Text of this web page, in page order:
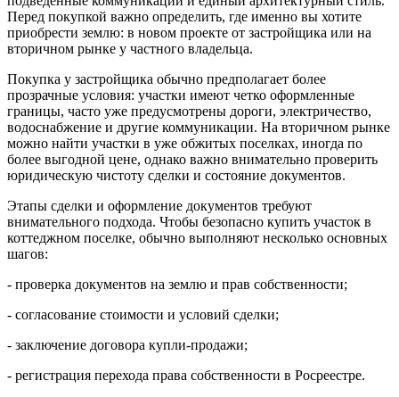
Перед покупкой важно определить, где именно вы хотите
приобрести землю: в новом проекте от застройщика или на
вторичном рынке у частного владельца.
Покупка у застройщика обычно предполагает более
прозрачные условия: участки имеют четко оформленные
границы, часто уже предусмотрены дороги, электричество,
водоснабжение и другие коммуникации. На вторичном рынке
можно найти участки в уже обжитых поселках, иногда по
более выгодной цене, однако важно внимательно проверить
юридическую чистоту сделки и состояние документов.
Этапы сделки и оформление документов требуют
внимательного подхода. Чтобы безопасно купить участок в
коттеджном поселке, обычно выполняют несколько основных
шагов:
- проверка документов на землю и прав собственности;
- согласование стоимости и условий сделки;
- заключение договора купли-продажи;
- регистрация перехода права собственности в Росреестре.